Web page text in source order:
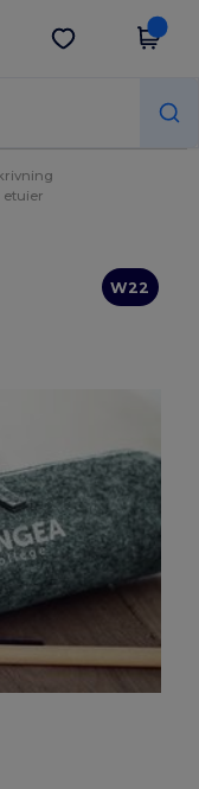
Hent app
etuier
W22